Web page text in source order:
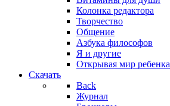
Колонка редактора
Творчество
Общение
Азбука философов
Я и другие
Открывая мир ребенка
Скачать
Back
Журнал